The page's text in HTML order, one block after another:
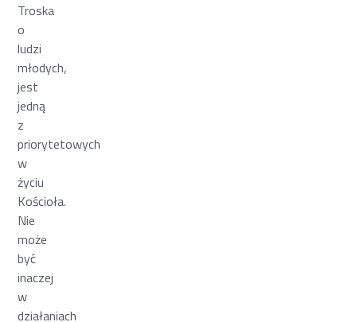
Troska
o
ludzi
młodych,
jest
jedną
z
priorytetowych
w
życiu
Kościoła.
Nie
może
być
inaczej
w
działaniach